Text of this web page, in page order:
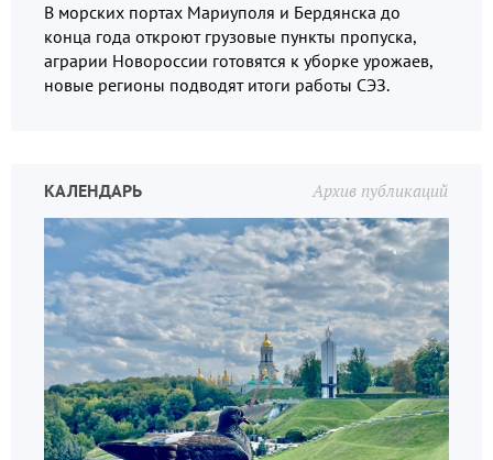
В морских портах Мариуполя и Бердянска до
конца года откроют грузовые пункты пропуска,
аграрии Новороссии готовятся к уборке урожаев,
новые регионы подводят итоги работы СЭЗ.
Архив публикаций
КАЛЕНДАРЬ